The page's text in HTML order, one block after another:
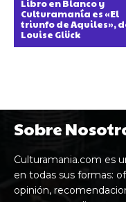
Libro en Blanco y
Culturamanía es «El
triunfo de Aquiles»,
Louise Glück
Sobre
Culturamania.com es
en todas sus formas:
opinión,